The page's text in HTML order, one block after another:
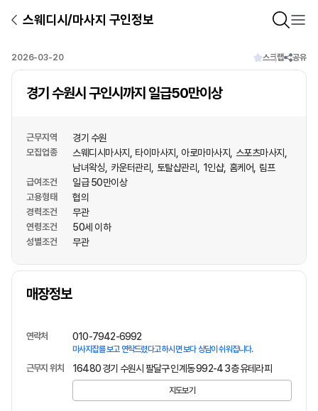
스웨디시/마사지 구인정보
2026-03-20 스크랩 공유
경기 수원시 구인시까지 일급50만이상
근무지역 경기 수원
모집업종 스웨디시마사지 타이마사지 아로마마사지
스포츠마사지
남녀왁싱 카운터관리 토탈샵관리 1인샵 홈케어 림프
급여조건 일급 50만이상
고용형태 협의
경력조건 무관
연령조건 50세 이하
성별조건 무관
매장정보
상호명
연락처 010-7942-6992
마사지잡를 보고 연락드렸다고 하시면 보다 상담이 쉬워집니다.
근무지 위치 16480 경기 수원시 팔달구 인계동 992-4 3층 유테라피
지도보기